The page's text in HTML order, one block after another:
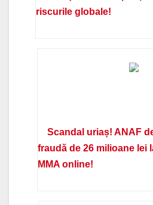
riscurile globale!
Scandal uriaș! ANAF
fraudă de 26 milioane lei
MMA online!